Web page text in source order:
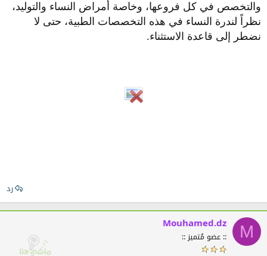
والتخصص في كل فروعها، وخاصة أمراض النساء والتوليد،
نظراً لندرة النساء في هذه التخصصات الطبية، حتى لا
نضطر إلى قاعدة الاستثناء.
رد
M
Mouhamed.dz
:: عضو مُتميز ::